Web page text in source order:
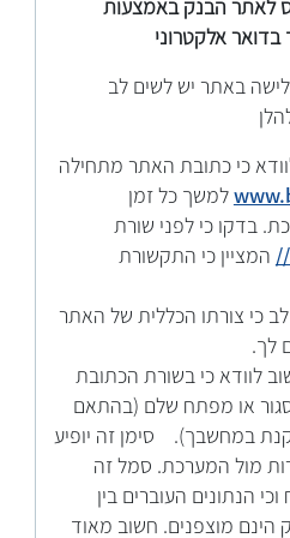
לאתר הבנק באמצעות
כי כתובת האתר מתחילה
למשך כל זמן
בדקו כי לפני שורת
המציין כי התקשורת
כי צורתו הכללית של האתר
לך.
לוודא כי בשורת הכתובת
או מפתח שלם (בהתאם
במחשבך). סימן זה יופיע
מול המערכת. סמל זה
הנתונים העוברים בין
מוצפנים. חשוב מאוד